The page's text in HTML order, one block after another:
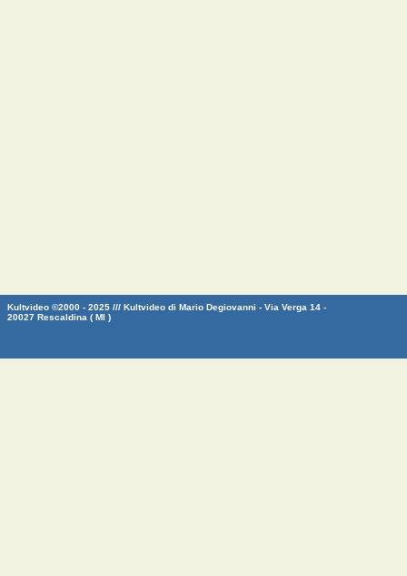
Kultvideo ©2000 - 2025 /// Kultvideo di Mario Degiovanni - Via Verga 14 -
20027 Rescaldina ( MI )